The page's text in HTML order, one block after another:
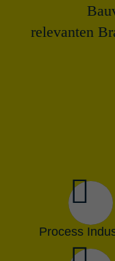
relevanten
Process